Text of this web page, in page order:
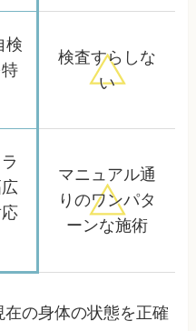
検
検査すらしな
い
マニュアル通
りのワンパタ
ーンな施術
の身体の状態を正確